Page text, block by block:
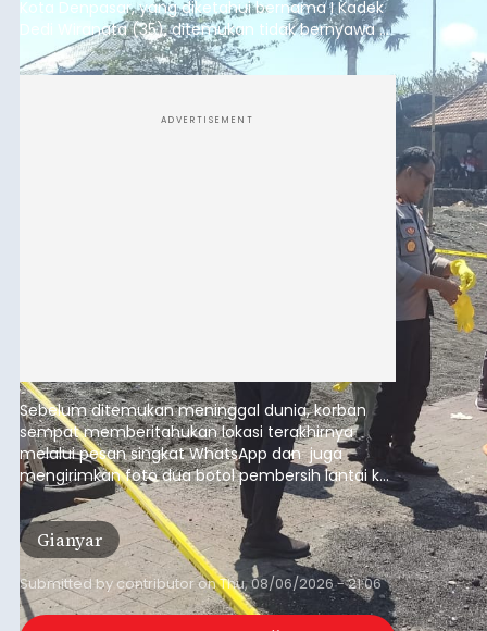
Kota Denpasar, yang diketahui bernama I Kadek
Dedi Wiranata (35), ditemukan tidak bernyawa di
pesisir Pantai Purnama, Sukawati.
ADVERTISEMENT
Sebelum ditemukan meninggal dunia, korban
sempat memberitahukan lokasi terakhirnya
melalui pesan singkat WhatsApp dan juga
mengirimkan foto dua botol pembersih lantai ke
istrinya.
Gianyar
Submitted by contributoronThu, 08/06/2026 - 21:06